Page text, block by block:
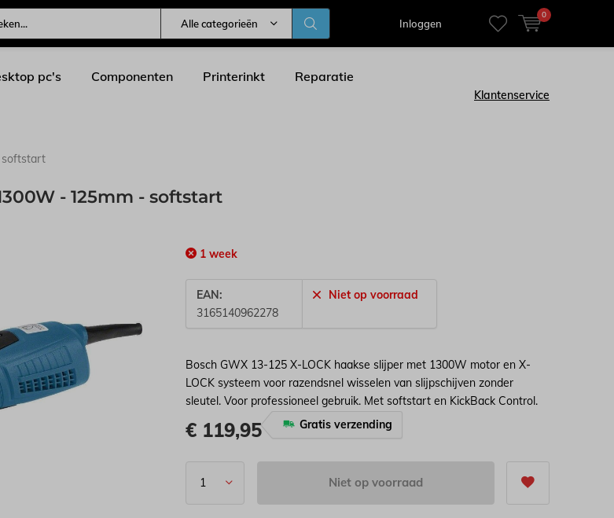
Alle categorieën Inloggen
0
pc's Componenten Printerinkt Reparatie
Klantenservice
softstart
- 125mm - softstart
1 week
EAN:
3165140962278
Niet op voorraad
Bosch GWX 13-125 X-LOCK haakse slijper met 1300W motor en X-
LOCK systeem voor razendsnel wisselen van slijpschijven zonder
sleutel. Voor professioneel gebruik. Met softstart en KickBack Control.
€ 119,95 Gratis verzending
Niet op voorraad